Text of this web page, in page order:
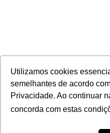
Utilizamos cookies
semelhantes de acordo
Privacidade. Ao continuar
concorda com estas